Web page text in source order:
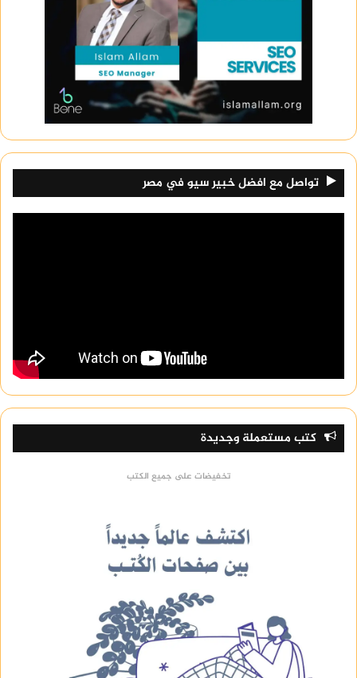
تواصل مع افضل خبير سيو في مصر
كتب مستعملة وجديدة
تخفيضات على جميع الكتب